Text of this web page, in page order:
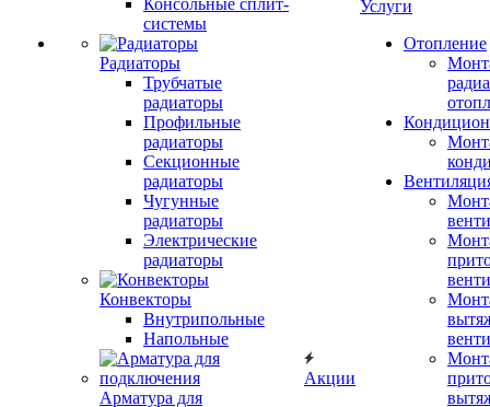
Консольные сплит-
системы
Радиаторы
Трубчатые
радиаторы
Профильные
радиаторы
Секционные
радиаторы
Чугунные
радиаторы
Электрические
радиаторы
Конвекторы
Внутрипольные
Напольные
Арматура для
Акции
Услуги
Отопление